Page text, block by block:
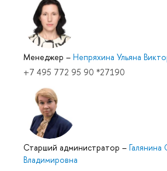
Менеджер – Непряхина Ульяна
+7 495 772 95 90 *27190
Старший администратор – Галянина
Владимировна